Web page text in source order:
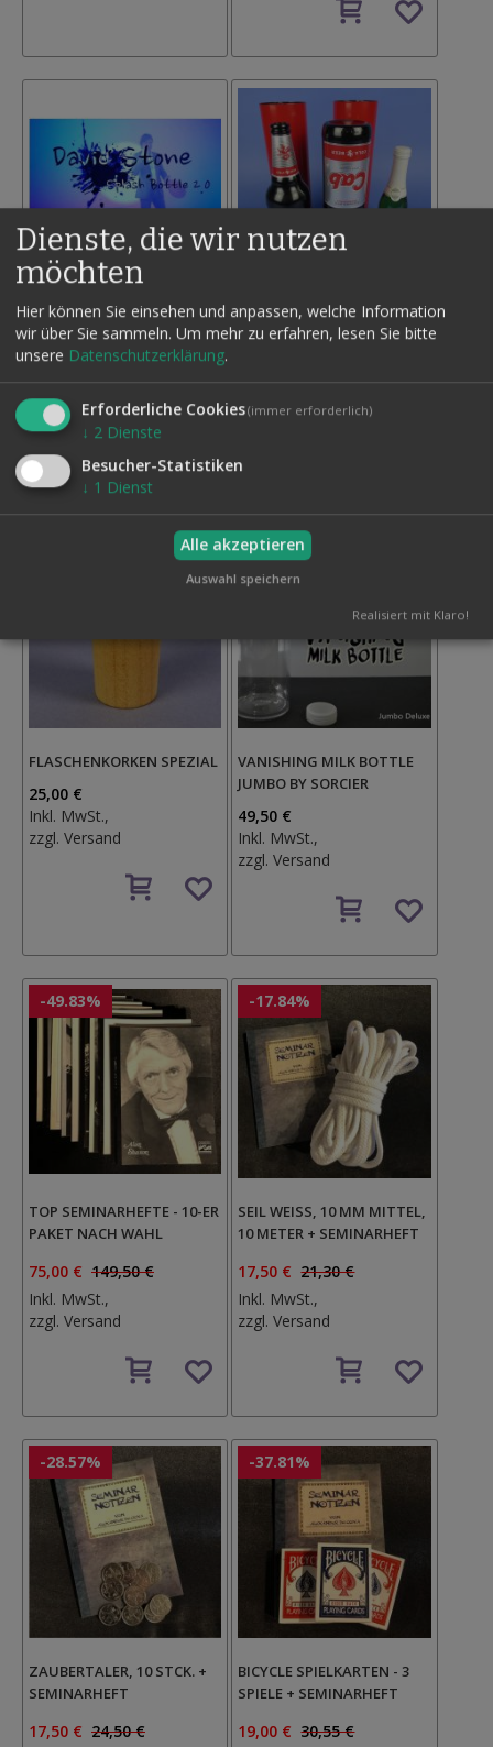
den
SPLASH BOTTLE 2.0
49,95 €
Inkl. MwSt.,
zzgl.Versand
Auf
Wunschzettel
VERDREHTE FLASCHEN -
CAB
Inkl. MwSt.,
zzgl.Versand
FLASCHENKORKEN SPEZIAL
25,00 €
Inkl. MwSt.,
zzgl. Versand
den
VANISHING MILK BOTTLE
JUMBO BY SORCIER
49,50 €
Inkl. MwSt.,
zzgl.Versand
den
-49.83%
TOP SEMINARHEFTE - 10-ER
PAKET NACH WAHL
75,00 € 149,50 €
Inkl. MwSt.,
zzgl. Versand
den
-17.84%
SEIL WEISS, 10 MM MITTEL, 1
0 METER + SEMINARHEFT
17,50 € 21,30 €
Inkl. MwSt.,
zzgl.Versand
den
-28.57%
ZAUBERTALER, 10 STCK. +
SEMINARHEFT
17,50 € 24,50 €
-37.81%
BICYCLE SPIELKARTEN - 3
SPIELE + SEMINARHEFT
19,00 € 30,55 €
Dienste, die wir nutzen
möchten
Hier können Sie einsehen und anpassen, welche Information
wir über Sie sammeln. Um mehr zu erfahren, lesen Sie bitte
unsere Datenschutzerklärung.
Erforderliche Cookies(immer erforderlich)
↓ 2 Dienste
Besucher-Statistiken
↓ 1 Dienst
Alle akzeptieren
Auswahl speichern
Realisiert mit Klaro!